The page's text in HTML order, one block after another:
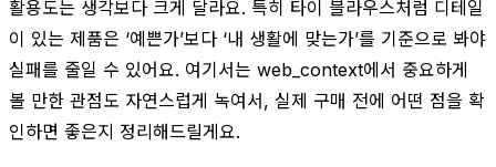
활용도는 생각보다 크게 달라요. 특히 타이 블라우스처럼 디테일
이 있는 제품은 ‘예쁜가’보다 ‘내 생활에 맞는가’를 기준으로 봐야
실패를 줄일 수 있어요. 여기서는 web_context에서 중요하게
볼 만한 관점도 자연스럽게 녹여서, 실제 구매 전에 어떤 점을 확
인하면 좋은지 정리해드릴게요.